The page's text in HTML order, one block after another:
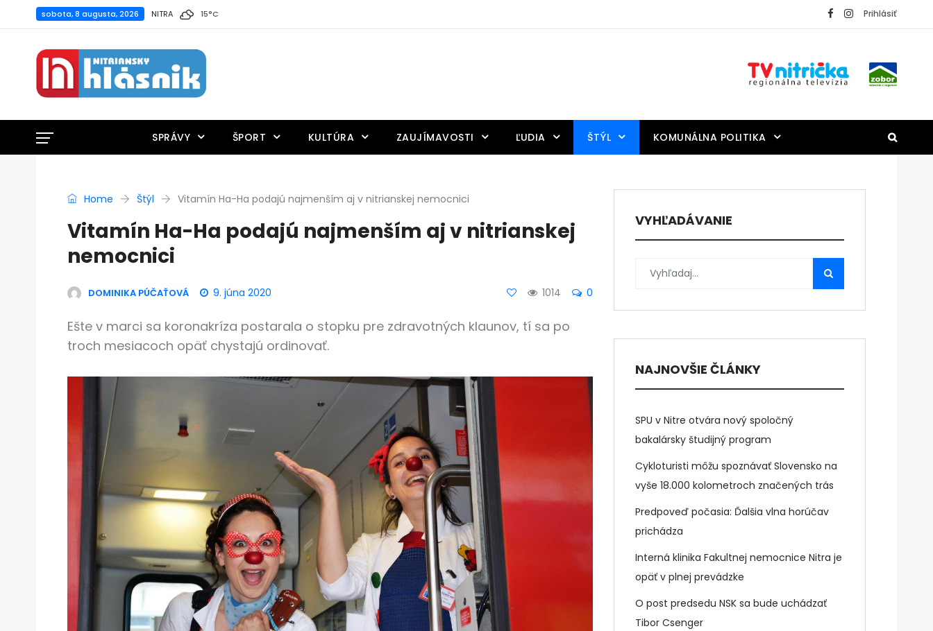
sobota, 8 augusta, 2026 NITRA 15°C Prihlásiť
SPRÁVY ŠPORT KULTÚRA ZAUJÍMAVOSTI ĽUDIA ŠTÝL KOMUNÁLNA POLITIKA
Home Štýl Vitamín Ha-Ha podajú najmenším aj v nitrianskej nemocnici
Vitamín Ha-Ha podajú najmenším aj v nitrianskej
nemocnici
DOMINIKA PÚČAŤOVÁ 9. júna 2020 1014 0
Ešte v marci sa koronakríza postarala o stopku pre zdravotných klaunov, tí sa po
troch mesiacoch opäť chystajú ordinovať.
VYHĽADÁVANIE
NAJNOVŠIE ČLÁNKY
SPU v Nitre otvára nový spoločný
bakalársky študijný program
Cykloturisti môžu spoznávať Slovensko na
vyše 18.000 kolometroch značených trás
Predpoveď počasia: Ďalšia vlna horúčav
prichádza
Interná klinika Fakultnej nemocnice Nitra je
opäť v plnej prevádzke
O post predsedu NSK sa bude uchádzať
Tibor Csenger